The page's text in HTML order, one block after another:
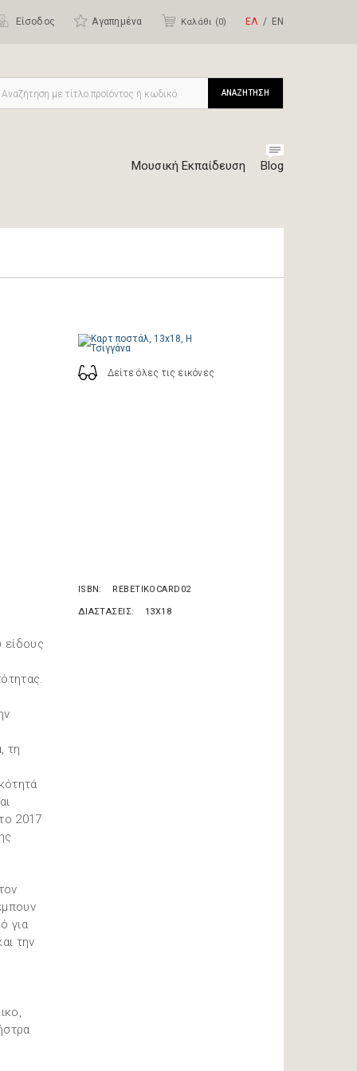
Είσοδος Αγαπημένα Καλάθι (0) ΕΛ ΕΝ
Μουσική Εκπαίδευση Blog
ΑΝΑΖΗΤΗΣΗ
Δείτε όλες τις εικόνες
είδους
τη
2017
για
την
ISBN REBETIKOCARD02
ΔΙΑΣΤΑΣΕΙΣ 13X18